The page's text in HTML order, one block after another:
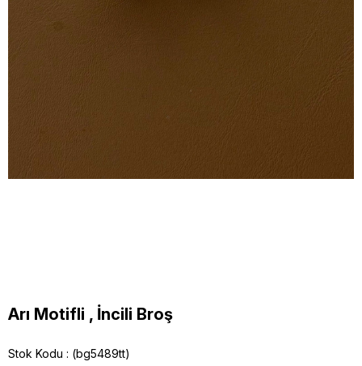
Arı Motifli , İncili Broş
Stok Kodu (bg5489tt)